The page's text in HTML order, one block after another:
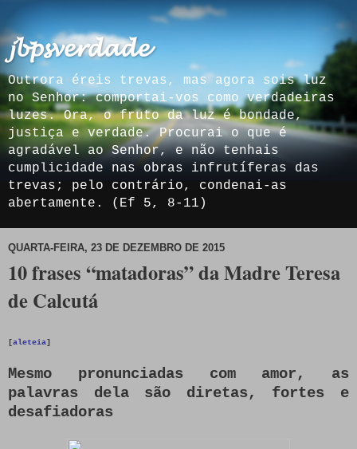
𝓳𝓫𝓹𝓼𝓿𝓮𝓻𝓭𝓪𝓭𝓮
Outrora éreis trevas, mas agora sois luz
no Senhor: comportai-vos como verdadeiras
luzes. Ora, o fruto da luz é bondade,
justiça e verdade. Procurai o que é
agradável ao Senhor, e não tenhais
cumplicidade nas obras infrutíferas das
trevas; pelo contrário, condenai-as
abertamente. (Ef 5, 8-11)
QUARTA-FEIRA, 23 DE DEZEMBRO DE 2015
10 frases “matadoras” da Madre Teresa
de Calcutá
[aleteia]
Mesmo pronunciadas com amor, as
palavras dela são diretas, fortes e
desafiadoras